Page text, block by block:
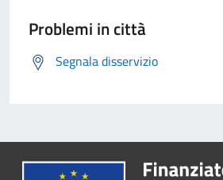
Problemi in città
Segnala disservizio